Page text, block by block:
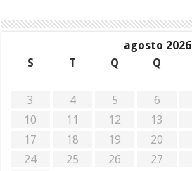
agosto 2026
S
T Q Q
3
4 5 6
10
11 12 13
17
18 19 20
24
25 26 27